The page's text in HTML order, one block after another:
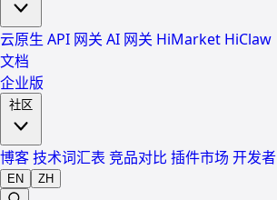
云原生 API 网关 AI 网关 HiMarket HiClaw
文档
企业版
博客技术词汇表 竞品对比 插件市场 开发者
EN ZH